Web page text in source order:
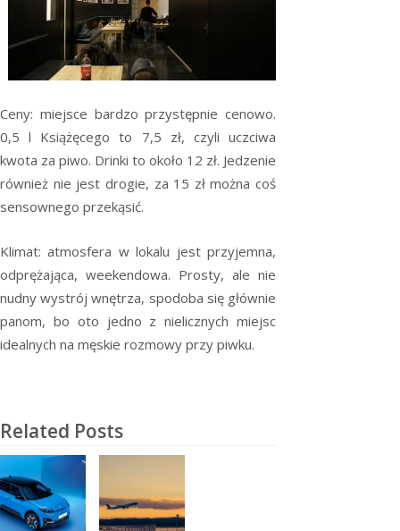
Ceny: miejsce bardzo przystępnie cenowo.
0,5 l Książęcego to 7,5 zł, czyli uczciwa
kwota za piwo. Drinki to około 12 zł. Jedzenie
również nie jest drogie, za 15 zł można coś
sensownego przekąsić.
Klimat: atmosfera w lokalu jest przyjemna,
odprężająca, weekendowa. Prosty, ale nie
nudny wystrój wnętrza, spodoba się głównie
panom, bo oto jedno z nielicznych miejsc
idealnych na męskie rozmowy przy piwku.
Related Posts